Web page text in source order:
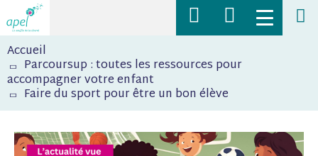
Navigation
supérieure
Toggle
menu
Rechercher
des
actualités,
des
ressources,
des
articles
Fil
d'Ariane
Accueil
Parcoursup : toutes les ressources pour
accompagner votre enfant
Faire du sport pour être un bon élève